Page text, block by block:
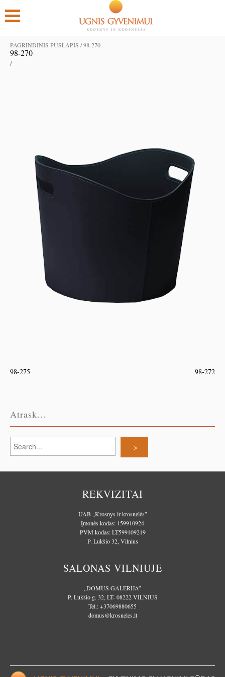
PAGRINDINIS PUSLAPIS /98-270
98-270
/
98-275 98-272
Atrask...
REKVIZITAI
UAB „Krosnys ir krosnelės”
Įmonės kodas: 159910924
PVM kodas: LT599109219
P. Lukšio 32, Vilnius
SALONAS VILNIUJE
„DOMUS GALERIJA”
P. Lukšio g. 32, LT- 08222 VILNIUS
Tel.:+37069880655
domus@krosneles.lt